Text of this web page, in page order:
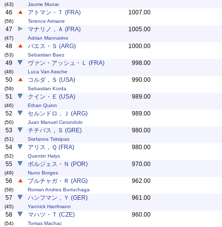
(43) Jaume Munar
46
(56)
アトマン・Ｔ (FRA)
Terence Atmane
1007.00
47
(47)
マナリノ，Ａ (FRA)
Adrian Mannarino
1005.00
48
(53)
バエス・Ｓ (ARG)
Sebastian Baez
1000.00
49
(48)
ヴァン・アッシュ・Ｌ (FRA)
Luca Van Assche
998.00
50
(59)
コルダ，Ｓ (USA)
Sebastian Korda
990.00
51
(46)
クイン・Ｅ (USA)
Ethan Quinn
989.00
52
(50)
セルンドロ，Ｊ (ARG)
Juan Manuel Cerundolo
989.00
53
(51)
チチパス，Ｓ (GRE)
Stefanos Tsitsipas
980.00
54
(52)
アリス，Ｑ (FRA)
Quentin Halys
980.00
55
(49)
ボルジェス・Ｎ (POR)
Nuno Borges
970.00
56
(58)
ブルチャガ・Ｒ (ARG)
Roman Andres Burruchaga
962.00
57
(45)
ハンフマン，Ｙ (GER)
Yannick Hanfmann
961.00
58
(54)
マハツ・Ｔ (CZE)
Tomas Machac
960.00